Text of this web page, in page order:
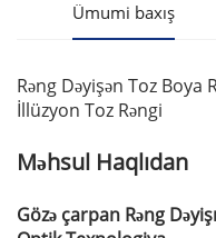
Ümumi baxış
Rəng Dəyişən Toz
İllüzyon Toz Rəngi
Məhsul Haqlıdan
Gözə çarpan Rəng